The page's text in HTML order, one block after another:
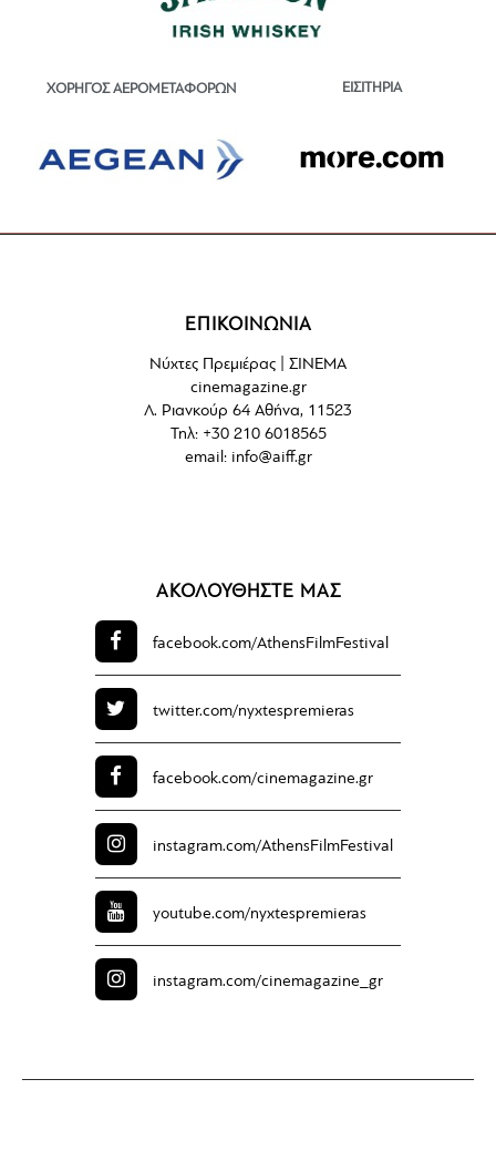
ΧΟΡΗΓΟΣ ΑΕΡΟΜΕΤΑΦΟΡΩΝ ΕΙΣΙΤΗΡΙΑ
ΕΠΙΚΟΙΝΩΝΙΑ
Νύχτες Πρεμιέρας | ΣΙΝΕΜΑ
cinemagazine.gr
Λ. Ριανκούρ 64 Αθήνα, 11523
Τηλ: +30 210 6018565
email: info@aiff.gr
ΑΚΟΛΟΥΘΗΣΤΕ ΜΑΣ
facebook.com/AthensFilmFestival
twitter.com/nyxtespremieras
facebook.com/cinemagazine.gr
instagram.com/AthensFilmFestival
youtube.com/nyxtespremieras
instagram.com/cinemagazine_gr